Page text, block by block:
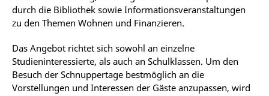
durch die Bibliothek sowie Informationsveranstaltungen
zu den Themen Wohnen und Finanzieren.
Das Angebot richtet sich sowohl an einzelne
Studieninteressierte, als auch an Schulklassen. Um den
Besuch der Schnuppertage bestmöglich an die
Vorstellungen und Interessen der Gäste anzupassen, wird